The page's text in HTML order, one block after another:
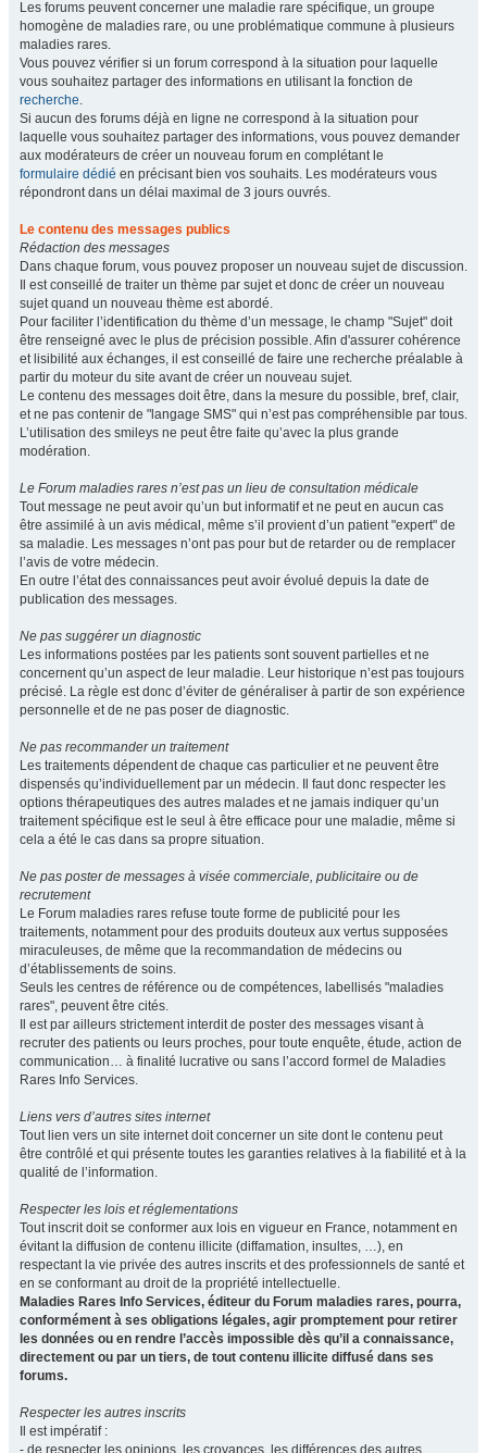
Les forums peuvent concerner une maladie rare spécifique, un groupe
homogène de maladies rare, ou une problématique commune à plusieurs
maladies rares.
Vous pouvez vérifier si un forum correspond à la situation pour laquelle
vous souhaitez partager des informations en utilisant la fonction de
recherche.
Si aucun des forums déjà en ligne ne correspond à la situation pour
laquelle vous souhaitez partager des informations, vous pouvez demander
aux modérateurs de créer un nouveau forum en complétant le
formulaire dédié en précisant bien vos souhaits. Les modérateurs vous
répondront dans un délai maximal de 3 jours ouvrés.
Le contenu des messages publics
Rédaction des messages
Dans chaque forum, vous pouvez proposer un nouveau sujet de discussion.
Il est conseillé de traiter un thème par sujet et donc de créer un nouveau
sujet quand un nouveau thème est abordé.
Pour faciliter l’identification du thème d’un message, le champ "Sujet" doit
être renseigné avec le plus de précision possible. Afin d'assurer cohérence
et lisibilité aux échanges, il est conseillé de faire une recherche préalable à
partir du moteur du site avant de créer un nouveau sujet.
Le contenu des messages doit être, dans la mesure du possible, bref, clair,
et ne pas contenir de "langage SMS" qui n’est pas compréhensible par tous.
L’utilisation des smileys ne peut être faite qu’avec la plus grande
modération.
Le Forum maladies rares n’est pas un lieu de consultation médicale
Tout message ne peut avoir qu’un but informatif et ne peut en aucun cas
être assimilé à un avis médical, même s’il provient d’un patient "expert" de
sa maladie. Les messages n’ont pas pour but de retarder ou de remplacer
l’avis de votre médecin.
En outre l’état des connaissances peut avoir évolué depuis la date de
publication des messages.
Ne pas suggérer un diagnostic
Les informations postées par les patients sont souvent partielles et ne
concernent qu’un aspect de leur maladie. Leur historique n’est pas toujours
précisé. La règle est donc d’éviter de généraliser à partir de son expérience
personnelle et de ne pas poser de diagnostic.
Ne pas recommander un traitement
Les traitements dépendent de chaque cas particulier et ne peuvent être
dispensés qu’individuellement par un médecin. Il faut donc respecter les
options thérapeutiques des autres malades et ne jamais indiquer qu’un
traitement spécifique est le seul à être efficace pour une maladie, même si
cela a été le cas dans sa propre situation.
Ne pas poster de messages à visée commerciale, publicitaire ou de
recrutement
Le Forum maladies rares refuse toute forme de publicité pour les
traitements, notamment pour des produits douteux aux vertus supposées
miraculeuses, de même que la recommandation de médecins ou
d’établissements de soins.
Seuls les centres de référence ou de compétences, labellisés "maladies
rares", peuvent être cités.
Il est par ailleurs strictement interdit de poster des messages visant à
recruter des patients ou leurs proches, pour toute enquête, étude, action de
communication… à finalité lucrative ou sans l’accord formel de Maladies
Rares Info Services.
Liens vers d’autres sites internet
Tout lien vers un site internet doit concerner un site dont le contenu peut
être contrôlé et qui présente toutes les garanties relatives à la fiabilité et à la
qualité de l’information.
Respecter les lois et réglementations
Tout inscrit doit se conformer aux lois en vigueur en France, notamment en
évitant la diffusion de contenu illicite (diffamation, insultes, …), en
respectant la vie privée des autres inscrits et des professionnels de santé et
en se conformant au droit de la propriété intellectuelle.
Maladies Rares Info Services, éditeur du Forum maladies rares, pourra,
conformément à ses obligations légales, agir promptement pour retirer
les données ou en rendre l’accès impossible dès qu’il a connaissance,
directement ou par un tiers, de tout contenu illicite diffusé dans ses
forums.
Respecter les autres inscrits
Il est impératif :
- de respecter les opinions, les croyances, les différences des autres